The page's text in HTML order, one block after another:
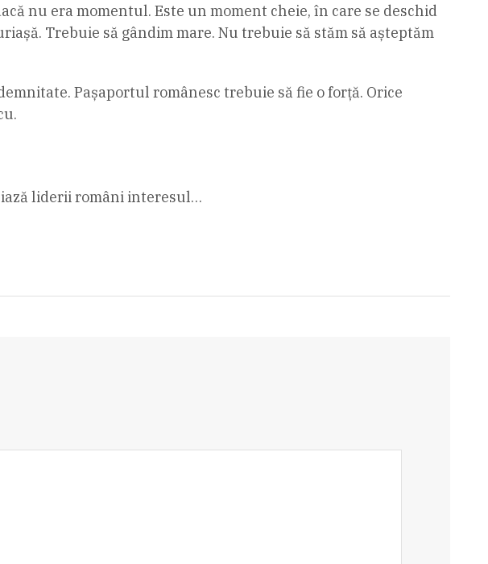
nu era momentul. Este un moment cheie, în care se deschid
Trebuie să gândim mare. Nu trebuie să stăm să așteptăm
Pașaportul românesc trebuie să fie o forță. Orice
liderii români interesul…